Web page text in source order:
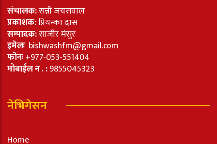
संचालक:सन्नी जयसवाल
प्रकाशक:प्रियन्का दास
सम्पादक:साजीर मंसुर
इमेलः bishwashfm@gmail.com
फोनः+977-053-551404
मोबाईल न . :9855045323
नेभिगेसन
Home